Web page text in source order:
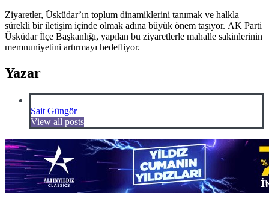
Ziyaretler, Üsküdar’ın toplum dinamiklerini tanımak ve halkla
sürekli bir iletişim içinde olmak adına büyük önem taşıyor. AK Parti
Üsküdar İlçe Başkanlığı, yapılan bu ziyaretlerle mahalle sakinlerinin
memnuniyetini artırmayı hedefliyor.
Yazar
Sait Güngör
View all posts